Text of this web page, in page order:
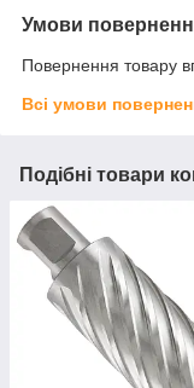
Умови
Повернення товару
Всі умови
Подібні товари